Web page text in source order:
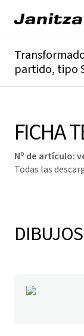
partido, tipo
FICHA
Nº de artículo:
Todas las
DIBUJOS